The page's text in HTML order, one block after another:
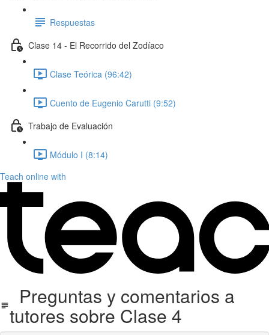
Respuestas
Clase 14 - El Recorrido del Zodíaco
Clase Teórica (96:42)
Cuento de Eugenio Carutti (9:52)
Trabajo de Evaluación
Módulo I (8:14)
Teach online with
Preguntas y comentarios a
tutores sobre Clase 4